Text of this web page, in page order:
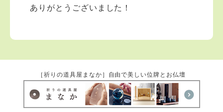
ありがとうございました！
［祈りの道具屋まなか］自由で美しい位牌とお仏壇